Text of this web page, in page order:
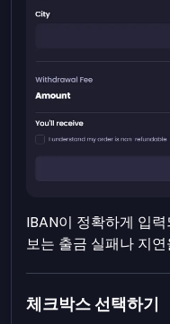
IBAN이 정확하게 입
보는 출금 실패나 지
체크박스 선택하기